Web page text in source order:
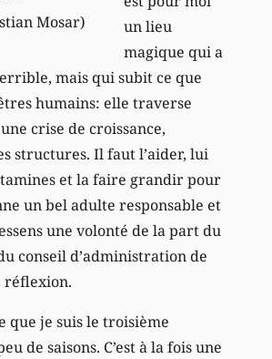
Mosar)
un lieu
magique qui a
mais qui subit ce que
humains: elle traverse
crise de croissance,
structures. Il faut l’aider, lui
et la faire grandir pour
un bel adulte responsable et
une volonté de la part du
conseil d’administration de
réflexion.
que je suis le troisième
de saisons. C’est à la fois une